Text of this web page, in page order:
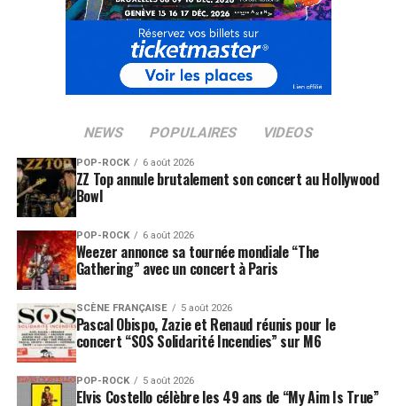
NEWS POPULAIRES VIDEOS
POP-ROCK 6 août 2026
ZZ Top annule brutalement son concert au Hollywood
Bowl
POP-ROCK 6 août 2026
Weezer annonce sa tournée mondiale “The
Gathering” avec un concert à Paris
SCÈNE FRANÇAISE 5 août 2026
Pascal Obispo, Zazie et Renaud réunis pour le
concert “SOS Solidarité Incendies” sur M6
POP-ROCK 5 août 2026
Elvis Costello célèbre les 49 ans de “My Aim Is True”